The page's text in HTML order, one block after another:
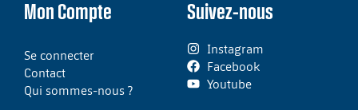
Mon Compte
Se connecter
Contact
Qui sommes-nous ?
Suivez-nous
Instagram
Facebook
Youtube